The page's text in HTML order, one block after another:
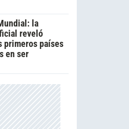
la
reveló
primeros países
en ser